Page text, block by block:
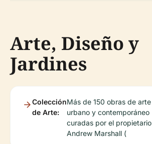
Arte, Diseño y
Jardines
Colección
de Arte:
Más de 150 obras de arte
urbano y contemporáneo
curadas por el propietario
Andrew Marshall (